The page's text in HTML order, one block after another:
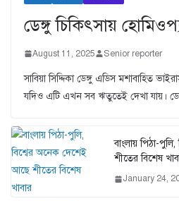
ডেঙ্গু চিকিৎসায়
August 11, 2025 Senior reporter
সাবিয়া সিদ্দিকা ডেঙ্গু এডিস মশাবাহিত
যদিও এটি এখন সব ঋতুতেই দেখা যায়।
বাংলায় পিঠা-
শীতের বিশেষ
January 24,